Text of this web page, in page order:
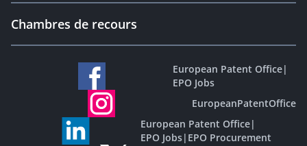
Chambres de recours
European Patent Office|
EPO Jobs
EuropeanPatentOffice
European Patent Office|
EPO Jobs| EPO Procurement